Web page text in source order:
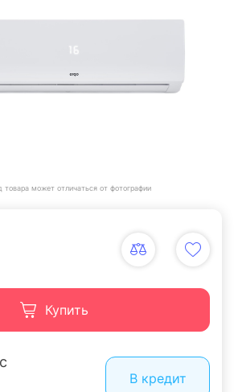
товара может отличаться от фотографии
Купить
В кредит